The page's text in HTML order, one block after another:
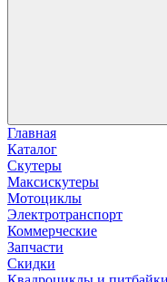
Главная
Каталог
Скутеры
Максискутеры
Мотоциклы
Электротранспорт
Коммерческие
Запчасти
Скидки